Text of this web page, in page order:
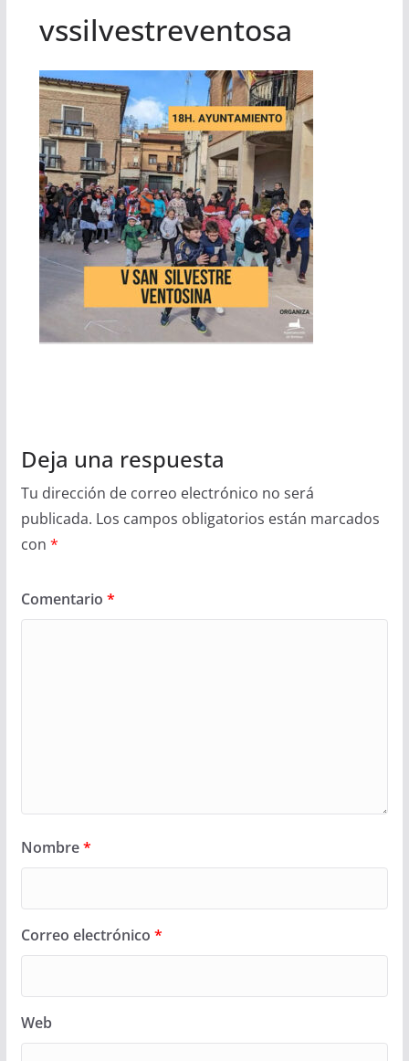
vssilvestreventosa
Deja una respuesta
Tu dirección de correo electrónico no será
publicada. Los campos obligatorios están marcados
con *
Comentario *
Nombre*
Correo electrónico *
Web